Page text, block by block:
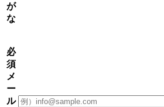
が
な
必
須
メ
ー
ル